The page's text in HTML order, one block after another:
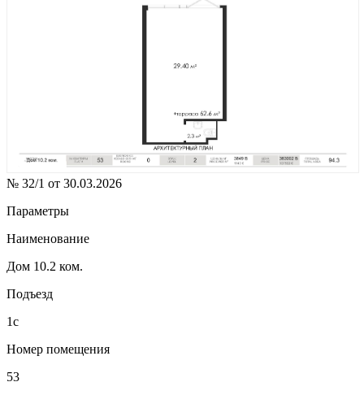
№ 32/1 от 30.03.2026
Параметры
Наименование
Дом 10.2 ком.
Подъезд
1с
Номер помещения
53